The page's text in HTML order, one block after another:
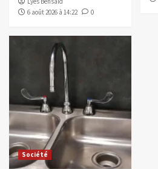
6 août 2026 à 14:22
0
Société